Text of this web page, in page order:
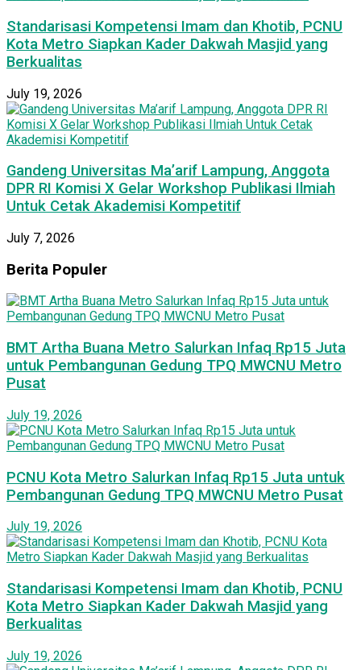
Standarisasi Kompetensi Imam dan Khotib, PCNU
Kota Metro Siapkan Kader Dakwah Masjid yang
Berkualitas
July 19, 2026
Gandeng Universitas Ma’arif Lampung, Anggota
DPR RI Komisi X Gelar Workshop Publikasi Ilmiah
Untuk Cetak Akademisi Kompetitif
July 7, 2026
Berita Populer
BMT Artha Buana Metro Salurkan Infaq Rp15 Juta
untuk Pembangunan Gedung TPQ MWCNU Metro
Pusat
July 19, 2026
PCNU Kota Metro Salurkan Infaq Rp15 Juta untuk
Pembangunan Gedung TPQ MWCNU Metro Pusat
July 19, 2026
Standarisasi Kompetensi Imam dan Khotib, PCNU
Kota Metro Siapkan Kader Dakwah Masjid yang
Berkualitas
July 19, 2026